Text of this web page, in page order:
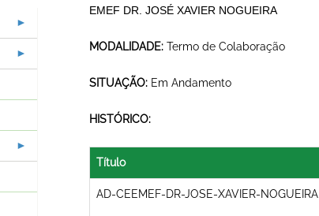
EMEF DR. JOSÉ XAVIER NOGUEIRA
MODALIDADE: Termo de Colaboração
SITUAÇÃO: Em Andamento
HISTÓRICO:
Título
AD-CEEMEF-DR-JOSE-XAVIER-NOGUEIRA